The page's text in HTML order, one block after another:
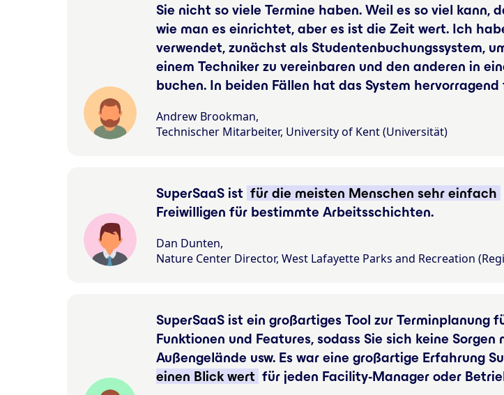
Sie nicht so viele Termine haben. Weil es so viel kann,
wie man es einrichtet, aber es ist die Zeit wert. Ich
verwendet, zunächst als Studentenbuchungssystem,
einem Techniker zu vereinbaren und den anderen in
buchen. In beiden Fällen hat das System
Andrew Brookman,
Technischer Mitarbeiter, University of Kent (Universität)
SuperSaaS ist für die meisten Menschen sehr einfach
Freiwilligen für bestimmte Arbeitsschichten.
Dan Dunten,
Nature Center Director, West Lafayette Parks and Recreation
SuperSaaS ist ein großartiges Tool zur Terminplanung
Funktionen und Features, sodass Sie sich keine
Außengelände usw. Es war eine großartige Erfahrung
einen Blick wert für jeden Facility-Manager oder